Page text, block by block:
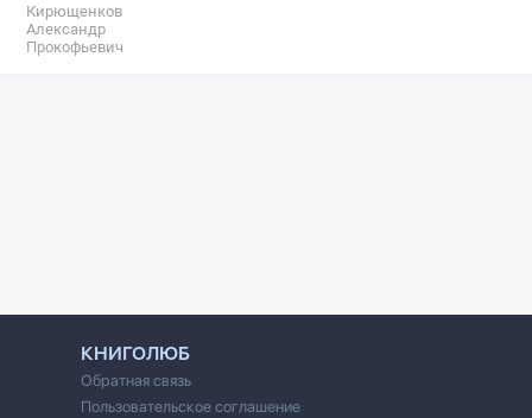
Кирющенков
Александр
Прокофьевич
КНИГОЛЮБ
Обратная связь
Пользовательское соглашение